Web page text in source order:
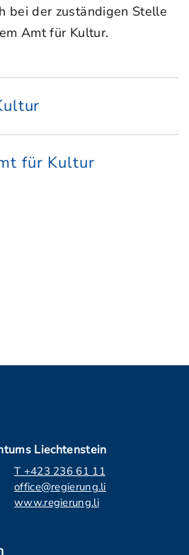
bei der zuständigen Stelle
Amt für Kultur.
für Kultur
Liechtenstein
T +423 236 61 11
office@regierung.li
www.regierung.li